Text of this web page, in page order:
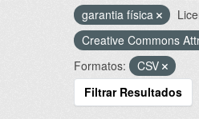
garantia física
Creative Commons
Formatos:
CSV
Filtrar Resultados